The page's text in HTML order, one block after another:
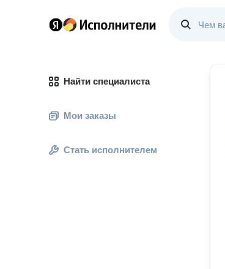
Найти специалиста
Мои заказы
Стать исполнителем